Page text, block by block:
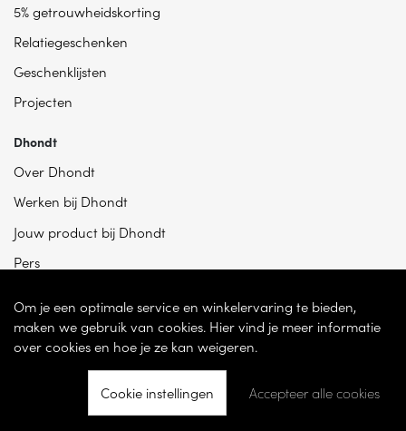
5% getrouwheidskorting
Relatiegeschenken
Geschenklijsten
Projecten
Dhondt
Over Dhondt
Werken bij Dhondt
Jouw product bij Dhondt
Pers
© 2026 - Dhondt Interieur NV – Ondernemingsnummer BE 0865 787 950 –
Om je een optimale service en winkelervaring te bieden,
maken we gebruik van cookies. Hier vind je meer informatie
over cookies en hoe je ze kan weigeren.
Cookie instellingen Accepteer alle cookies